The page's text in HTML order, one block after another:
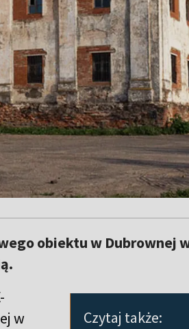
obiektu w Dubrownej
Czytaj także:
w